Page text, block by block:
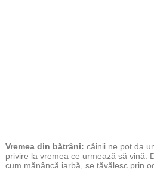
Vremea din bătrâni: câinii ne pot da
privire la vremea ce urmează să vină.
cum mănâncă iarbă, se tăvălesc prin